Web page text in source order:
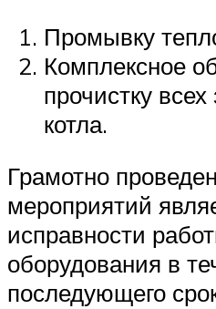
Промывку
Комплексное
прочистку
котла.
Грамотно
мероприятий
исправности
оборудования в
последующего